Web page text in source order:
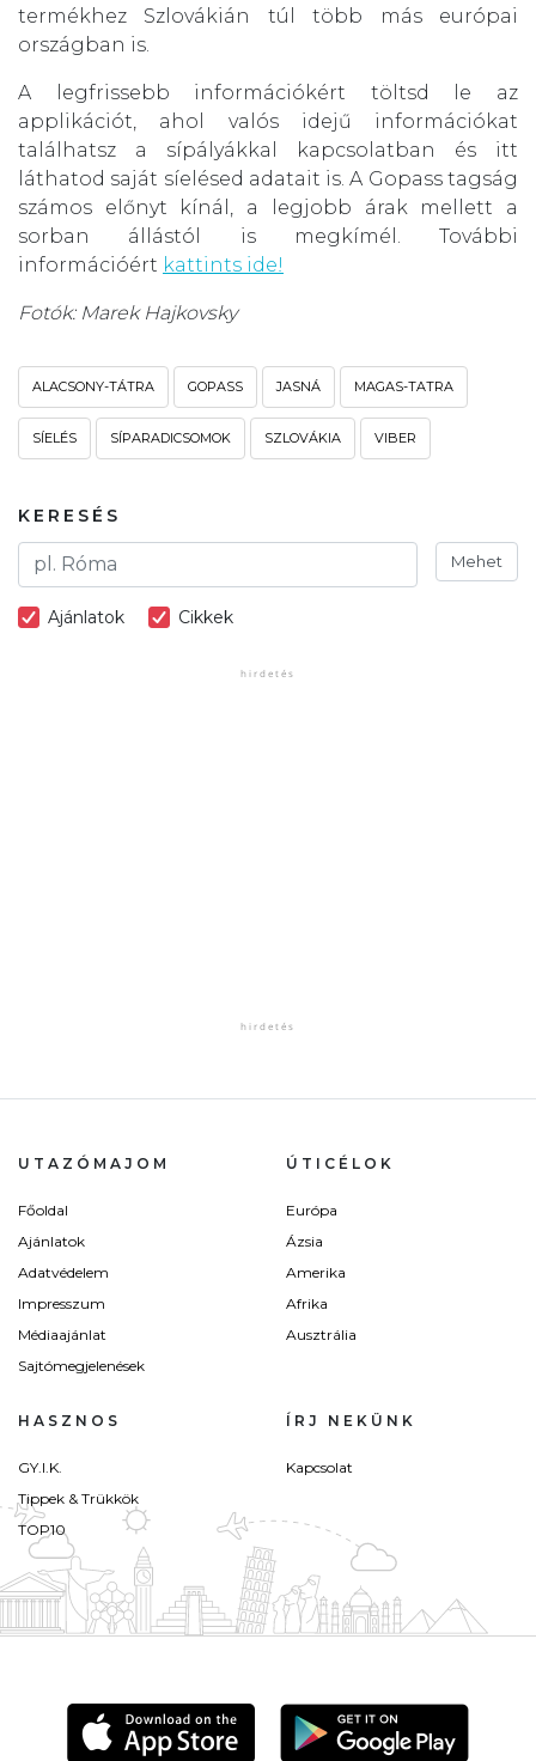
termékhez Szlovákián túl több más európai
országban is.
A legfrissebb információkért töltsd le az
applikációt, ahol valós idejű információkat
találhatsz a sípályákkal kapcsolatban és itt
láthatod saját síelésed adatait is. A Gopass tagság
számos előnyt kínál, a legjobb árak mellett a
sorban állástól is megkímél. További
információért kattints ide!
Fotók: Marek Hajkovsky
ALACSONY-TÁTRA GOPASS JASNÁ MAGAS-TATRA
SÍELÉS SÍPARADICSOMOK SZLOVÁKIA VIBER
KERESÉS
Mehet
Ajánlatok Cikkek
UTAZÓMAJOM
Főoldal
Ajánlatok
Adatvédelem
Impresszum
Médiaajánlat
Sajtómegjelenések
ÚTICÉLOK
Európa
Ázsia
Amerika
Afrika
Ausztrália
HASZNOS
GY.I.K.
Tippek & Trükkök
TOP10
ÍRJ NEKÜNK
Kapcsolat